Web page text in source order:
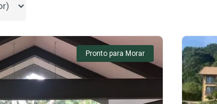
Pronto para Morar